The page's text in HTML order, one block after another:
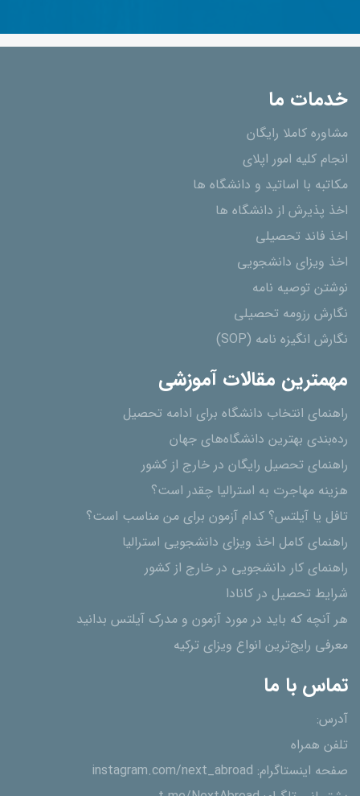
خدمات ما
مشاوره کاملا رایگان
انجام کلیه امور اپلای
مکاتبه با اساتید و دانشگاه ها
اخذ پذیرش از دانشگاه ھا
اخذ فاند تحصیلی
اخذ ویزای دانشجویی
نوشتن توصیه نامه
نگارش رزومه تحصیلی
نگارش انگیزه نامه (SOP)
مهمترین مقالات آموزشی
راهنمای انتخاب دانشگاه برای ادامه تحصیل
رده‌بندی بهترین دانشگاه‌های جهان
راهنمای تحصیل رایگان در خارج از کشور
هزینه مهاجرت به استرالیا چقدر است؟
تافل یا آیلتس؟ کدام آزمون برای من مناسب است؟
راهنمای کامل اخذ ویزای دانشجویی استرالیا
راهنمای کار دانشجویی در خارج از کشور
شرایط تحصیل در کانادا
هر آنچه که باید در مورد آزمون و مدرک آیلتس بدانید
معرفی رایج‌ترین انواع ویزای ترکیه
تماس با ما
آدرس:
تلفن همراه
صفحه اینستاگرام:instagram.com/next_abroad